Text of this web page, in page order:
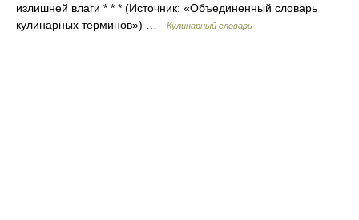
излишней влаги * * * (Источник: «Объединенный словарь
кулинарных терминов») …
Кулинарный словарь